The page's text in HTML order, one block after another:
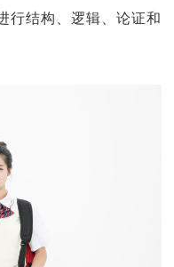
行结构、逻辑、论证和